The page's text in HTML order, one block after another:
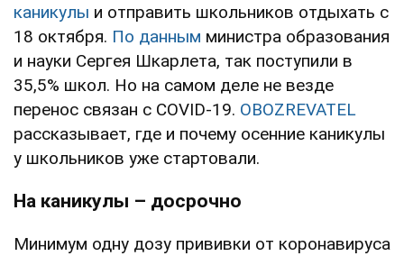
каникулы и отправить школьников отдыхать с
18 октября. По данным министра образования
и науки Сергея Шкарлета, так поступили в
35,5% школ. Но на самом деле не везде
перенос связан с COVID-19. OBOZREVATEL
рассказывает, где и почему осенние каникулы
у школьников уже стартовали.
На каникулы – досрочно
Минимум одну дозу прививки от коронавируса